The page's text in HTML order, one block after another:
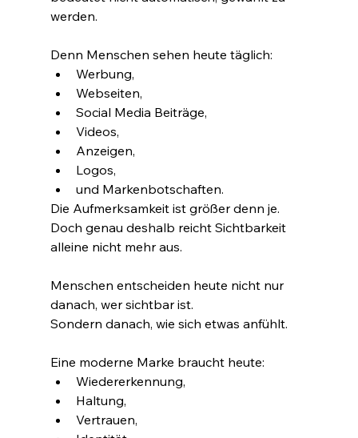
werden.
Denn Menschen sehen heute täglich:
Werbung,
Webseiten,
Social Media Beiträge,
Videos,
Anzeigen,
Logos,
und Markenbotschaften.
Die Aufmerksamkeit ist größer denn je.
Doch genau deshalb reicht Sichtbarkeit
alleine nicht mehr aus.
Menschen entscheiden heute nicht nur
danach, wer sichtbar ist.
Sondern danach, wie sich etwas anfühlt.
Eine moderne Marke braucht heute:
Wiedererkennung,
Haltung,
Vertrauen,